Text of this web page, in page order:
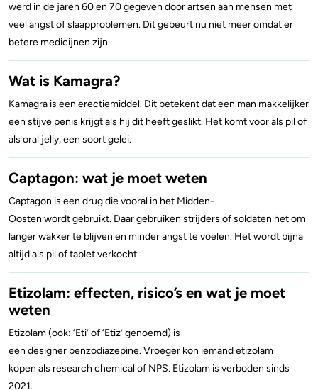
Alcohol
Lachgas
Paddo’s en truffels
2C-B
Ketamine
Ayahuasca
LSD
Benzodiazepines
Heroïne
4-FA
Zorgen om iemand
Stoppen of minderen
Feiten over verslaving
Verkeer
Trends & Cijfers
Check je gebruik
Stel een vraag
werd in de jaren 60 en 70 gegeven door artsen aan mensen met
veel angst of slaapproblemen. Dit gebeurt nu niet meer omdat er
betere medicijnen zijn.
Wat is Kamagra?
Kamagra is een erectiemiddel. Dit betekent dat een man makkelijker
een stijve penis krijgt als hij dit heeft geslikt. Het komt voor als pil of
als oral jelly, een soort gelei.
Captagon: wat je moet weten
Captagon is een drug die vooral in het Midden-
Oosten wordt gebruikt. Daar gebruiken strijders of soldaten het om
langer wakker te blijven en minder angst te voelen. Het wordt bijna
altijd als pil of tablet verkocht.
Etizolam: effecten, risico’s en wat je moet
weten
Etizolam (ook: ‘Eti’ of ‘Etiz’ genoemd) is
een designer benzodiazepine. Vroeger kon iemand etizolam
kopen als research chemical of NPS. Etizolam is verboden sinds
2021.